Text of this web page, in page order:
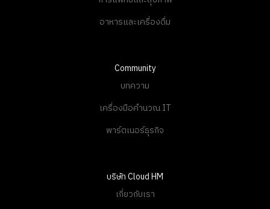
อาหารและเครื่องดื่ม
Community
บทความ
เครื่องมือคำนวณ IT
พาร์ตเนอร์ธุรกิจ
บริษัท Cloud HM
เกี่ยวกับเรา